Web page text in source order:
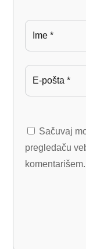
Sačuvaj
pregledaču
komentarišem.